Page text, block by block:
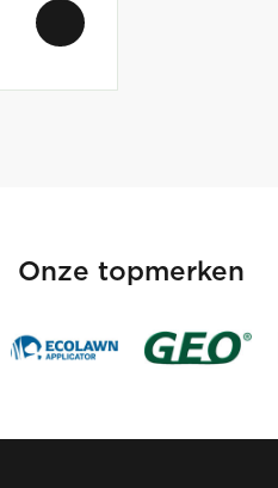
Onze topmerken